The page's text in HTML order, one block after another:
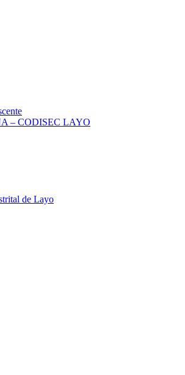
– CODISEC LAYO
de Layo